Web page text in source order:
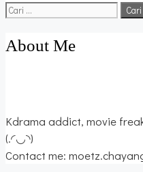
Cari
About Me
Kdrama addict, movie
(.◜◡◝)
Contact me: